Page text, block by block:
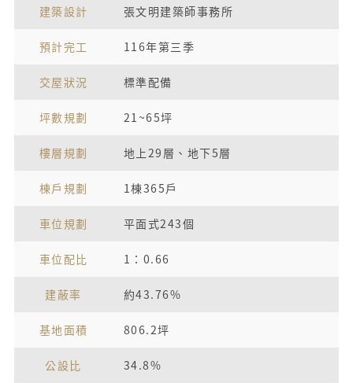
建築設計 張文明建築師事務所
預計完工 116年第三季
交屋狀況 標準配備
坪數規劃 21~65坪
樓層規劃 地上29層、地下5層
棟戶規劃 1棟365戶
車位規劃 平面式243個
車位配比 1：0.66
建蔽率 約43.76%
基地面積 806.2坪
公設比 34.8%